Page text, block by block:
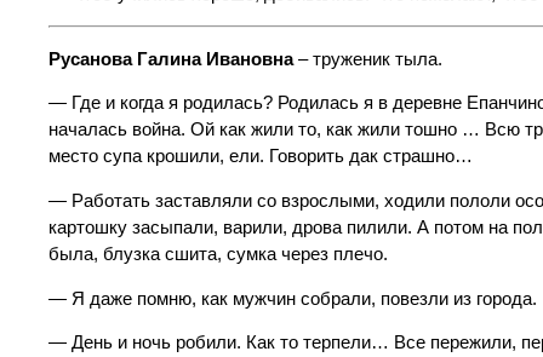
Русанова Галина Ивановна– труженик тыла.
— Где и когда я родилась? Родилась я в деревне
началась война. Ой как жили то, как жили тошно … Всю
место супа крошили, ели. Говорить дак страшно…
— Работать заставляли со взрослыми, ходили пололи
картошку засыпали, варили, дрова пилили. А потом на
была, блузка сшита, сумка через плечо.
— Я даже помню, как мужчин собрали, повезли из
— День и ночь робили. Как то терпели… Все пережили,